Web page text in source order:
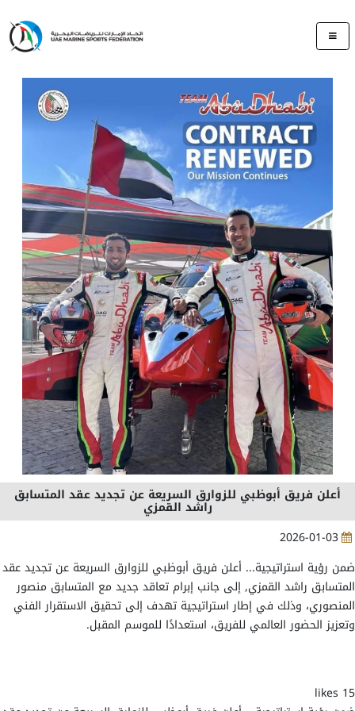
أعلن فريق أبوظبي للزوارق السريعة عن تجديد عقد المتسابق
راشد القمزي
2026-01-03
ضمن رؤية استراتيجية... أعلن فريق أبوظبي للزوارق السريعة عن تجديد عقد
المتسابق راشد القمزي, إلى جانب إبرام تعاقد جديد مع المتسابق منصور
المنصوري، وذلك في إطار استراتيجية تهدف إلى تحقيق الاستقرار الفني
وتعزيز الحضور العالمي للفريق، استعدادًا للموسم المقبل.
15 likes